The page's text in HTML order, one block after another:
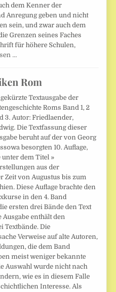
dem Kenner der
Anregung geben und nicht
sein, und zwar auch dem
Grenzen seines Faches
für höhere Schulen,
…
Rom
Textausgabe der
Roms Band 1, 2
3. Autor: Friedlaender,
Die Textfassung dieser
beruht auf der von Georg
besorgten 10. Auflage,
unter dem Titel »
aus der
Zeit von Augustus bis zum
Diese Auflage brachte den
in den 4. Band
ersten drei Bände den Text
enthält den
Textbände. Die
Verweise auf alte Autoren,
die dem Band
meist weniger bekannte
Auswahl wurde nicht nach
wie es in diesem Falle
Interesse. Als